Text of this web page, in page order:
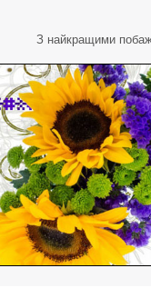
З найкращими